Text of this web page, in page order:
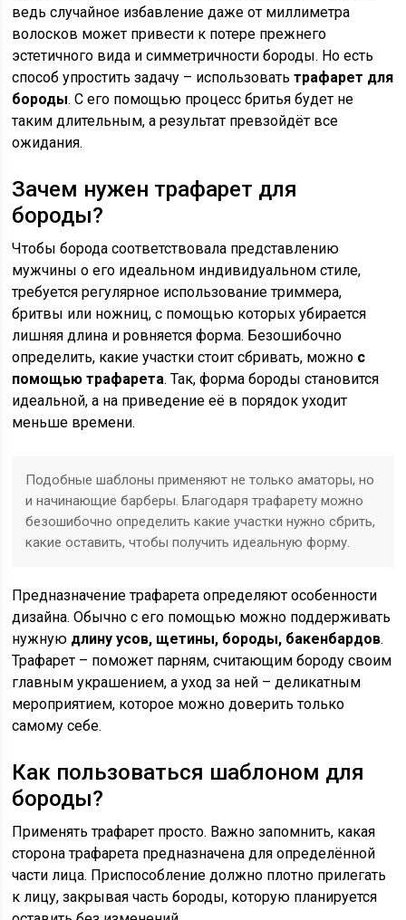
ведь случайное избавление даже от миллиметра
волосков может привести к потере прежнего
эстетичного вида и симметричности бороды. Но есть
способ упростить задачу – использоватьтрафарет для
бороды. С его помощью процесс бритья будет не
таким длительным, а результат превзойдёт все
ожидания.
Зачем нужен трафарет для
бороды?
Чтобы борода соответствовала представлению
мужчины о его идеальном индивидуальном стиле,
требуется регулярное использование триммера,
бритвы или ножниц, с помощью которых убирается
лишняя длина и ровняется форма. Безошибочно
определить, какие участки стоит сбривать, можно с
помощью трафарета. Так, форма бороды становится
идеальной, а на приведение её в порядок уходит
меньше времени.
Подобные шаблоны применяют не только аматоры, но
и начинающие барберы. Благодаря трафарету можно
безошибочно определить какие участки нужно сбрить,
какие оставить, чтобы получить идеальную форму.
Предназначение трафарета определяют особенности
дизайна. Обычно с его помощью можно поддерживать
нужную длину усов, щетины, бороды, бакенбардов.
Трафарет – поможет парням, считающим бороду своим
главным украшением, а уход за ней – деликатным
мероприятием, которое можно доверить только
самому себе.
Как пользоваться шаблоном для
бороды?
Применять трафарет просто. Важно запомнить, какая
сторона трафарета предназначена для определённой
части лица. Приспособление должно плотно прилегать
к лицу, закрывая часть бороды, которую планируется